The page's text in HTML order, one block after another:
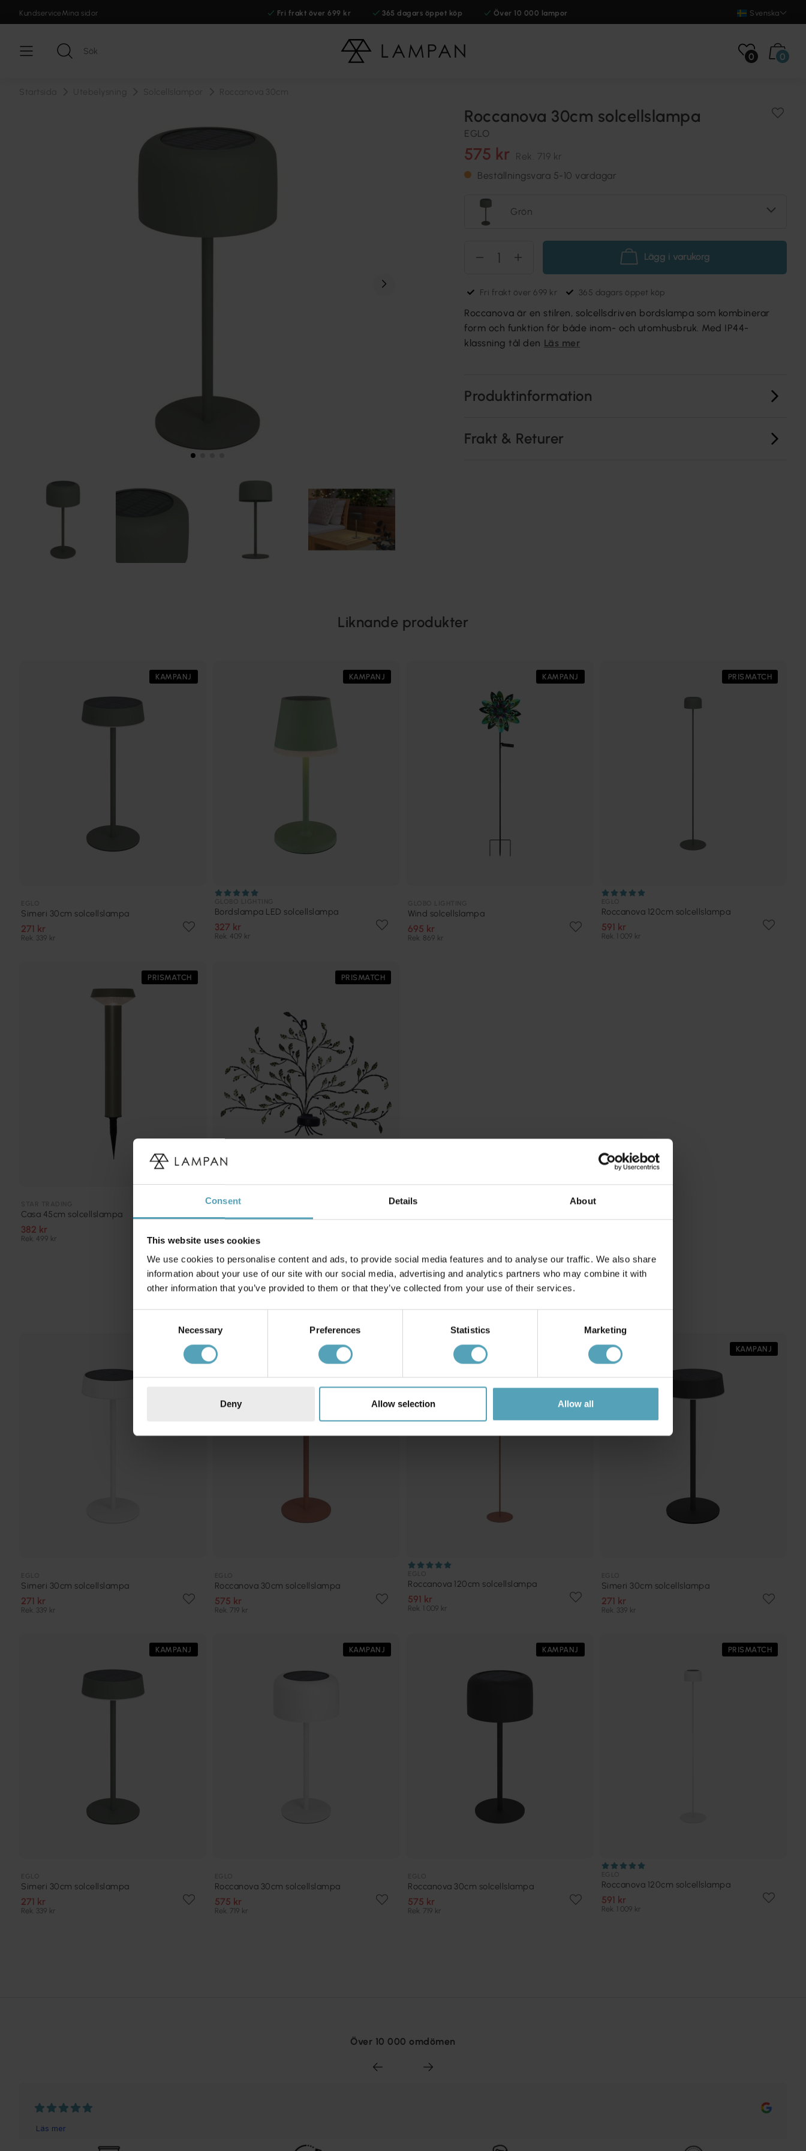
Consent Details About
This website uses cookies
We use cookies to personalise content and ads, to provide social media features and to analyse our traffic. We also share
information about your use of our site with our social media, advertising and analytics partners who may combine it with
other information that you’ve provided to them or that they’ve collected from your use of their services.
Necessary Preferences Statistics Marketing
Deny Allow selection Allow all
KundserviceMina sidor Fri frakt över 699 kr 365 dagars öppet köp Över 10 000 lampor Svenska
0 0
Roccanova 30cm solcellslampa
EGLO
575 kr Rek. 719 kr
Beställningsvara 5-10 vardagar
Grön
Lägg i varukorg
Fri frakt över 699 kr 365 dagars öppet köp
Roccanova är en stilren, solcellsdriven bordslampa som kombinerar
form och funktion för både inom- och utomhusbruk. Med IP44-
klassning tål den Läs mer
Produktinformation
Frakt & Returer
Liknande produkter
KAMPANJ
Simeri 30cm solcellslampa
271 kr
Rek. 339 kr
KAMPANJ
Bordslampa LED solcellslampa
327 kr
Rek. 409 kr
KAMPANJ
Wind solcellslampa
695 kr
Rek. 869 kr
PRISMATCH
Roccanova 120cm solcellslampa
591 kr
Rek. 1 009 kr
PRISMATCH
Casa 45cm solcellslampa
382 kr
Rek. 499 kr
PRISMATCH
STAR TRADING
Rek. 369 kr
Andra köpte även
KAMPANJ
Simeri 30cm solcellslampa
271 kr
Rek. 339 kr
KAMPANJ
Roccanova 30cm solcellslampa
575 kr
Rek. 719 kr
Roccanova 120cm solcellslampa
591 kr
Rek. 1 009 kr
KAMPANJ
Simeri 30cm solcellslampa
271 kr
Rek. 339 kr
KAMPANJ
Simeri 30cm solcellslampa
271 kr
Rek. 339 kr
KAMPANJ
Roccanova 30cm solcellslampa
575 kr
Rek. 719 kr
KAMPANJ
Roccanova 30cm solcellslampa
575 kr
Rek. 719 kr
PRISMATCH
Roccanova 120cm solcellslampa
591 kr
Rek. 1 009 kr
Över 10 000 omdömen